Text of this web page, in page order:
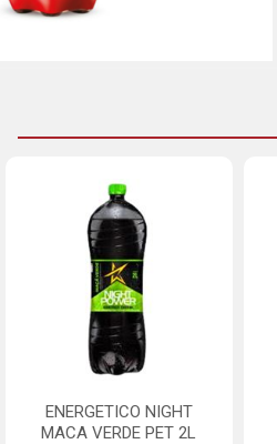
ENERGETICO NIGHT
MACA VERDE PET 2L